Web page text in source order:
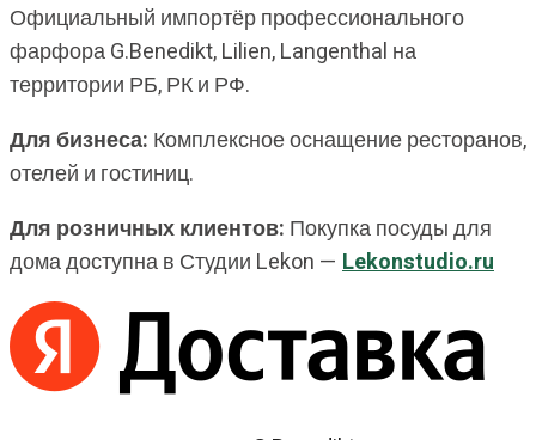
Официальный импортёр профессионального
фарфора G.Benedikt, Lilien, Langenthal на
территории РБ, РК и РФ.
Для бизнеса: Комплексное оснащение ресторанов,
отелей и гостиниц.
Для розничных клиентов: Покупка посуды для
дома доступна в Студии Lekon — Lekonstudio.ru